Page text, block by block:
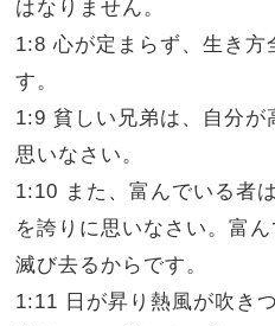
はなりません。
1:8 心が定まらず、生き方
す。
1:9 貧しい兄弟は、自分が
思いなさい。
1:10 また、富んでいる者
を誇りに思いなさい。富
滅び去るからです。
1:11 日が昇り熱風が吹き